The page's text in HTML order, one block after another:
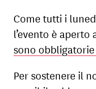
Come tutti i
l’evento è
sono
Per sostenere il